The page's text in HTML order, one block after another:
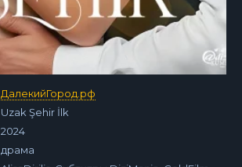
ДалекийГород.рф
Uzak Şehir İlk
2024
драма